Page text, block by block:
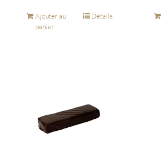
Ajouter au
panier
Détails